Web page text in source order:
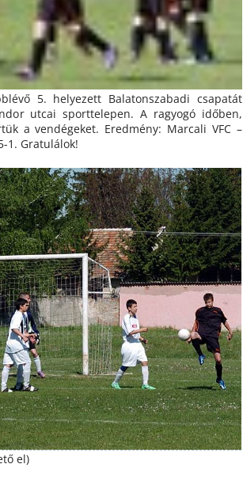
5. helyezett Balatonszabadi csapatát
utcai sporttelepen. A ragyogó időben,
a vendégeket. Eredmény: Marcali VFC –
1. Gratulálok!
el)